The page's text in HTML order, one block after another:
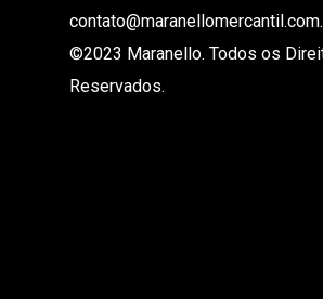
©2023 Maranello. Todos os
Reservados.